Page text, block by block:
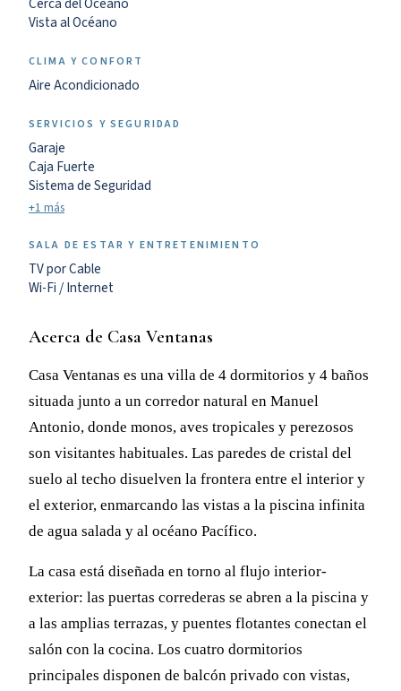
Vista al Océano
CLIMA Y CONFORT
Aire Acondicionado
SERVICIOS Y SEGURIDAD
Garaje
Caja Fuerte
Sistema de Seguridad
+1 más
SALA DE ESTAR Y ENTRETENIMIENTO
TV por Cable
Wi-Fi / Internet
Acerca de Casa Ventanas
Casa Ventanas es una villa de 4 dormitorios y 4 baños
situada junto a un corredor natural en Manuel
Antonio, donde monos, aves tropicales y perezosos
son visitantes habituales. Las paredes de cristal del
suelo al techo disuelven la frontera entre el interior y
el exterior, enmarcando las vistas a la piscina infinita
de agua salada y al océano Pacífico.
La casa está diseñada en torno al flujo interior-
exterior: las puertas correderas se abren a la piscina y
a las amplias terrazas, y puentes flotantes conectan el
salón con la cocina. Los cuatro dormitorios
principales disponen de balcón privado con vistas,